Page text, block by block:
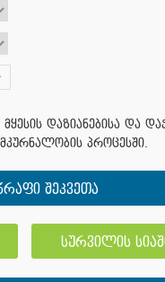
დაზიანებისა და
პროცესში.
შეკვეთა
სურვილის